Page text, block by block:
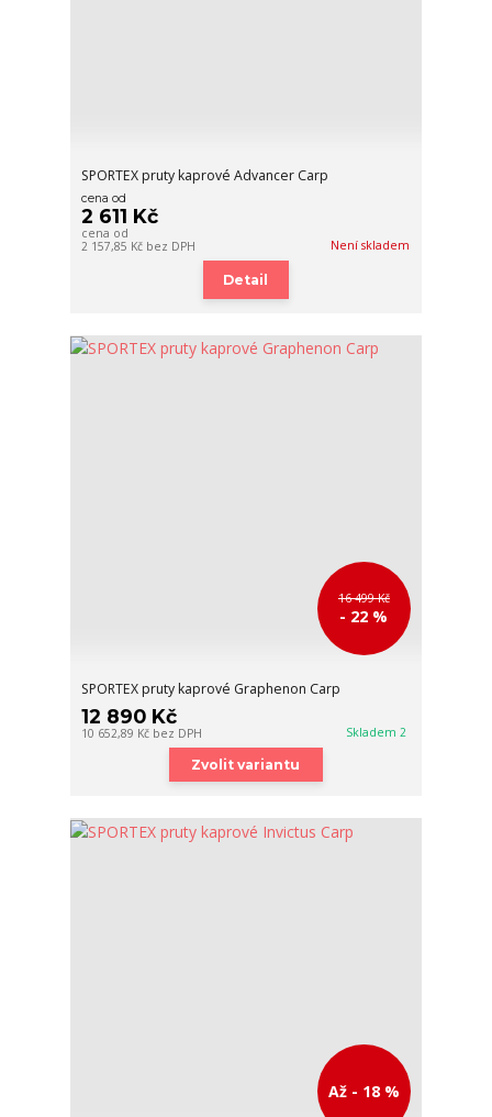
SPORTEX pruty kaprové Advancer Carp
cena od
2 611 Kč
cena od
2 157,85 Kč bez DPH Není skladem
Detail
16 499 Kč
- 22 %
SPORTEX pruty kaprové Graphenon Carp
12 890 Kč
10 652,89 Kč bez DPH Skladem 2
Zvolit variantu
Až - 18 %